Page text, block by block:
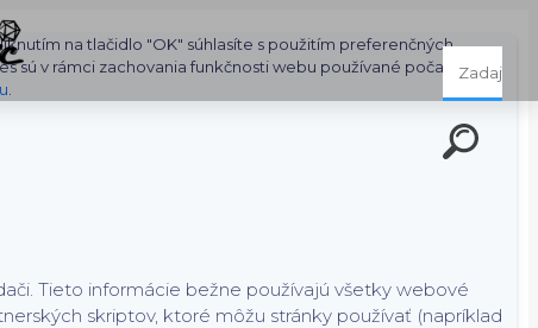
na tlačidlo "OK" súhlasíte s použitím preferenčných,
sú v rámci zachovania funkčnosti webu používané počas celej
Tieto informácie bežne používajú všetky webové
skriptov, ktoré môžu stránky používať (napríklad